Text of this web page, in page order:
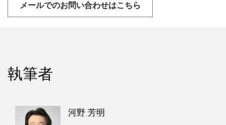
メールでのお問い合わせはこちら
執筆者
河野 芳明